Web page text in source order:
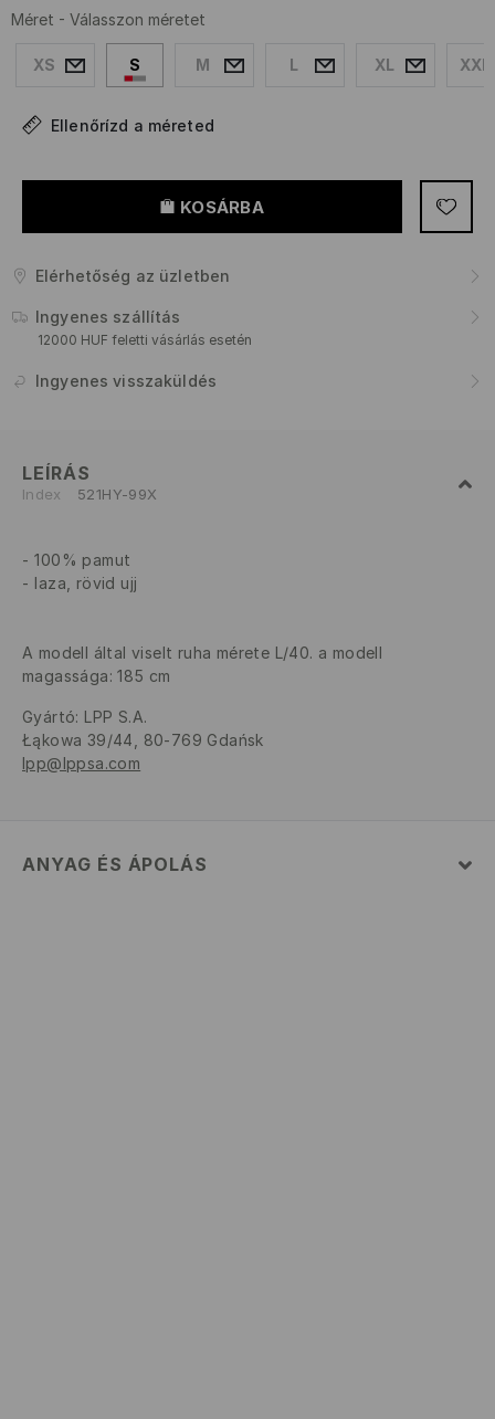
Méret - Válasszon méretet
XS S M L XL XXL
Ellenőrízd a méreted
KOSÁRBA
Elérhetőség az üzletben
Ingyenes szállítás
12000 HUF feletti vásárlás esetén
Ingyenes visszaküldés
LEÍRÁS
Index 521HY-99X
100% pamut
laza, rövid ujj
A modell által viselt ruha mérete L/40. a modell
magassága: 185 cm
Gyártó: LPP S.A.
Łąkowa 39/44, 80-769 Gdańsk
lpp@lppsa.com
ANYAG ÉS ÁPOLÁS